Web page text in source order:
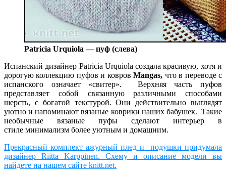
Patricia Urquiola — пуф (слева)
Испанский дизайнер Patricia Urquiola создала красивую, хотя и
дорогую коллекцию пуфов и ковровMangas, что в переводе с
испанского означает «свитер». Верхняя часть пуфов
представляет собой связанную различными способами
шерсть, с богатой текстурой. Они действительно выглядят
уютно и напоминают вязаные коврики наших бабушек. Такие
необычные вязаные пуфы сделают интерьер в
стиле минимализм более уютным и домашним.
Прекрасный комплект ажурный плед и подушки придумала
дизайнер Riitta Karppinen. Схему и описание модели вы
найдете на нашем сайте knitt.net.